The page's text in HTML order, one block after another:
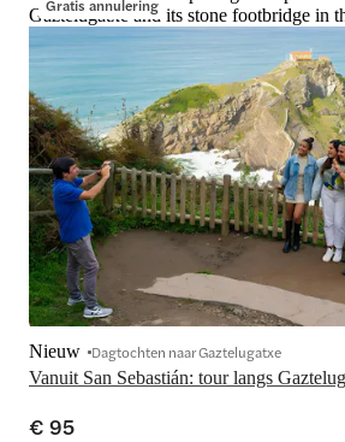
Gratis annulering
Gaztelugatxe and its stone footbridge in
Vanuit San Sebastián: tour langs
Nieuw Dagtochten naar Gaztelugatxe
€ 95